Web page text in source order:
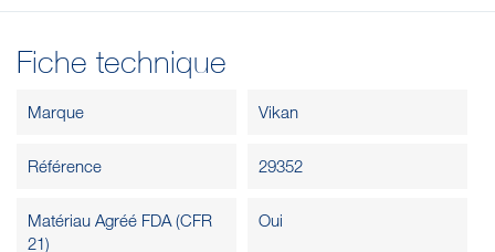
Fiche technique
Marque Vikan
Référence 29352
Matériau Agréé FDA (CFR
21)
Oui